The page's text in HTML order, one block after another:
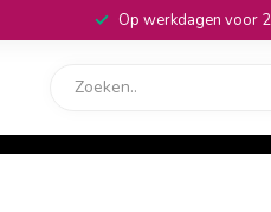
Op werkdagen voor